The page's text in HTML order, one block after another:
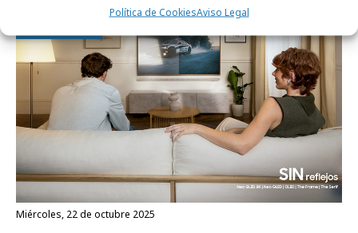
Política de CookiesAviso Legal
miércoles, 22 de octubre 2025